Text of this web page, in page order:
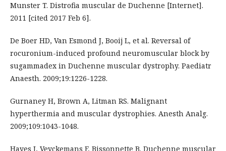
Munster T. Distrofia muscular de Duchenne [Internet].
2011 [cited 2017 Feb 6].
De Boer HD, Van Esmond J, Booij L, et al. Reversal of
rocuronium-induced profound neuromuscular block by
sugammadex in Duchenne muscular dystrophy. Paediatr
Anaesth. 2009;19:1226-1228.
Gurnaney H, Brown A, Litman RS. Malignant
hyperthermia and muscular dystrophies. Anesth Analg.
2009;109:1043-1048.
Hayes J, Veyckemans F, Bissonnette B. Duchenne muscular